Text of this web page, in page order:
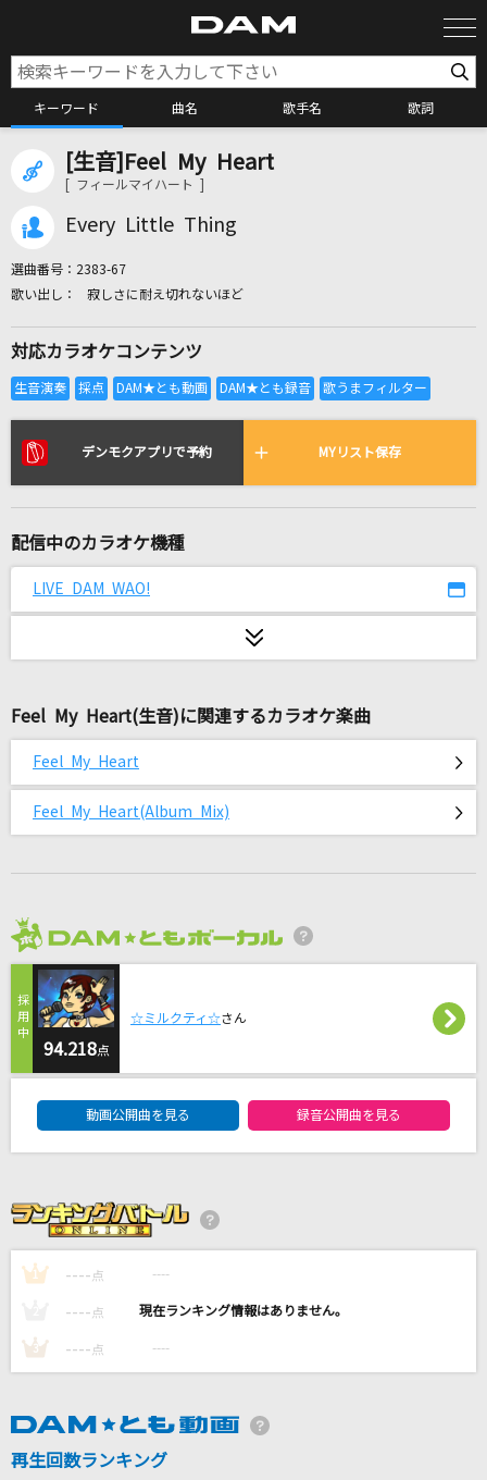
キーワード 曲名 歌手名 歌詞
カラオケ検索
カラオケ店舗検索
全国りれき
リアルタイムで歌われている曲の一覧
ワタリドリ
絶対アイドル辞めないで
夏の影
Mrs. GREEN APPLE
[名演]PIECE OF MY WISH 「名演ピアノ 美野
今井美樹
Let's take it someday
とんぼり情話
香月あやの
サリシノハラ
ミキト(みきとP) feat.初音ミク
My Hair is Bad
SAD SONG
カラオケ最新情報をチェック！
[生音]Feel My Heart
[ フィールマイハート ]
Every Little Thing
選曲番号： 2383-67
寂しさに耐え切れないほど
対応カラオケコンテンツ
デンモクアプリで予約 MYリスト保存
配信中のカラオケ機種
LIVE DAM WAO!
Feel My Heart(生音)に関連するカラオケ楽曲
Feel My Heart
Feel My Heart(Album Mix)
94.218点
☆ミルクティ☆さん
動画公開曲を見る 録音公開曲を見る
1 ---- 点 ----
---- 点 ----
3 ---- 点 ----
再生回数ランキング